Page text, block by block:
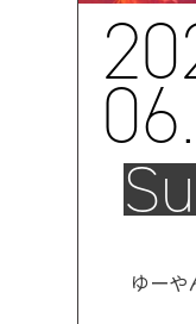
ゆーや